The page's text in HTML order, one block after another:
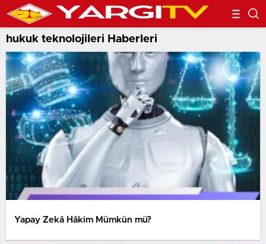
hukuk teknolojileri Haberleri
Yapay Zekâ Hâkim Mümkün mü?